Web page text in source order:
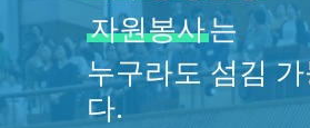
자원봉사는
누구라도 섬김
다.